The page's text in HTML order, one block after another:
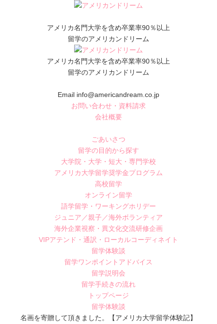
アメリカ名門大学を含め卒業率90％以上
留学のアメリカンドリーム
アメリカ名門大学を含め卒業率90％以上
留学のアメリカンドリーム
Email info@americandream.co.jp
お問い合わせ・資料請求
会社概要
ごあいさつ
留学の目的から探す
大学院・大学・短大・専門学校
アメリカ大学留学奨学金プログラム
高校留学
オンライン留学
語学留学・ワーキングホリデー
ジュニア／親子／海外ボランティア
海外企業視察・異文化交流研修企画
VIPアテンド・通訳・ローカルコーディネイト
留学体験談
留学ワンポイントアドバイス
留学説明会
留学手続きの流れ
トップページ
留学体験談
名画を寄贈して頂きました。【アメリカ大学留学体験記】